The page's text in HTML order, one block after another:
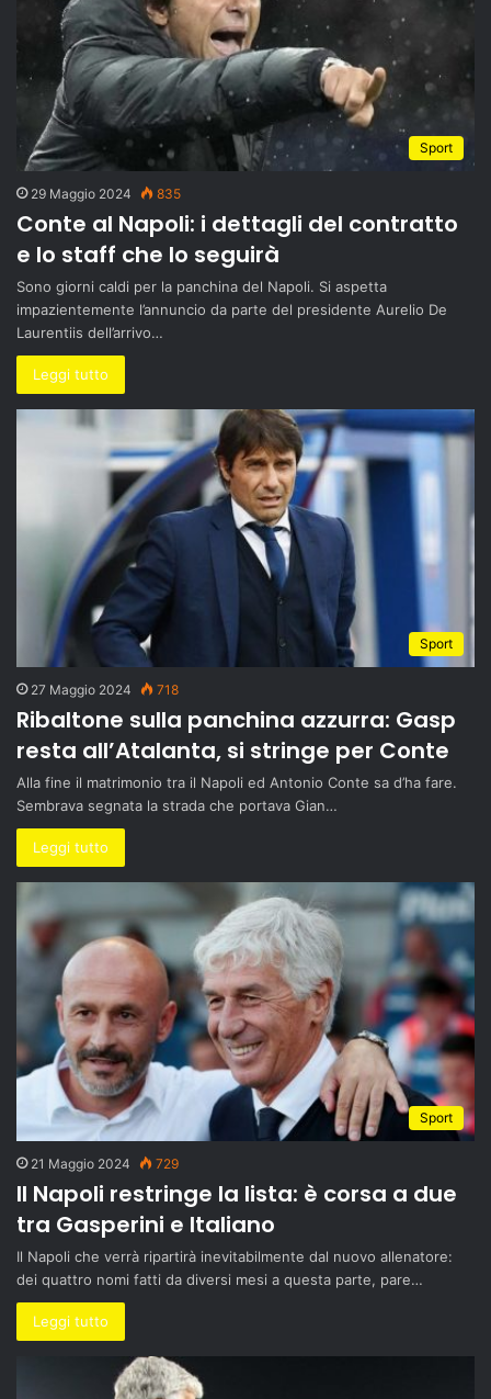
Sport
29 Maggio 2024 835
Conte al Napoli: i dettagli del contratto
e lo staff che lo seguirà
Sono giorni caldi per la panchina del Napoli. Si aspetta
impazientemente l’annuncio da parte del presidente Aurelio De
Laurentiis dell’arrivo…
Leggi tutto
Sport
27 Maggio 2024 718
Ribaltone sulla panchina azzurra: Gasp
resta all’Atalanta, si stringe per Conte
Alla fine il matrimonio tra il Napoli ed Antonio Conte sa d’ha fare.
Sembrava segnata la strada che portava Gian…
Leggi tutto
Sport
21 Maggio 2024 729
Il Napoli restringe la lista: è corsa a due
tra Gasperini e Italiano
Il Napoli che verrà ripartirà inevitabilmente dal nuovo allenatore:
dei quattro nomi fatti da diversi mesi a questa parte, pare…
Leggi tutto